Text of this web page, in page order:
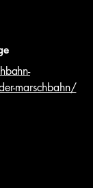
marschbahn/